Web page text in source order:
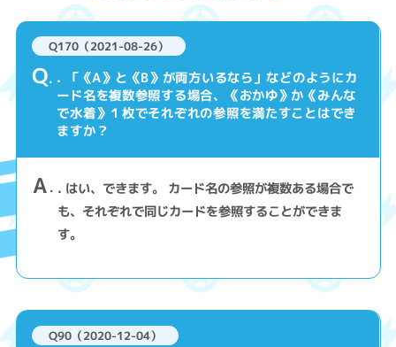
Q170（2021-08-26）
Q . 「《A》と《B》が両方いるなら」などのようにカ
ード名を複数参照する場合、《おかゆ》か《みんな
で水着》１枚でそれぞれの参照を満たすことはでき
ますか？
A . はい、できます。 カード名の参照が複数ある場合で
も、それぞれで同じカードを参照することができま
す。
Q90（2020-12-04）